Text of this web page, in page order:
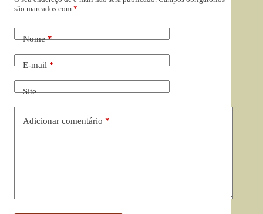
são marcados com *
Nome*
E-mail*
Site
Adicionar comentário *